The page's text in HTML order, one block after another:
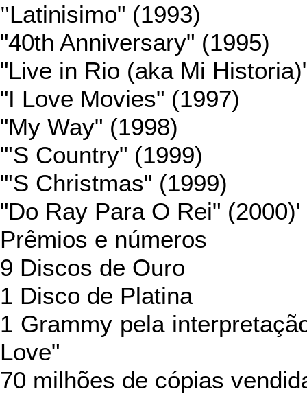
"Latinisimo" (1993)
"40th Anniversary" (1995)
"Live in Rio (aka Mi
"I Love Movies" (1997)
"My Way" (1998)
"'S Country" (1999)
"'S Christmas" (1999)
"Do Ray Para O Rei" (2000)'
Prêmios e números
9 Discos de Ouro
1 Disco de Platina
1 Grammy pela
Love"
70 milhões de cópias